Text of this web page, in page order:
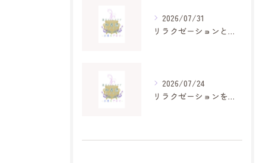
2026/07/31
リラクゼーションとセンターで体感津久見市の癒やし空間と地域名物の魅力
2026/07/24
リラクゼーションを高めるパジャマで睡眠中に疲労回復と朝のスッキリ感を実感する方法